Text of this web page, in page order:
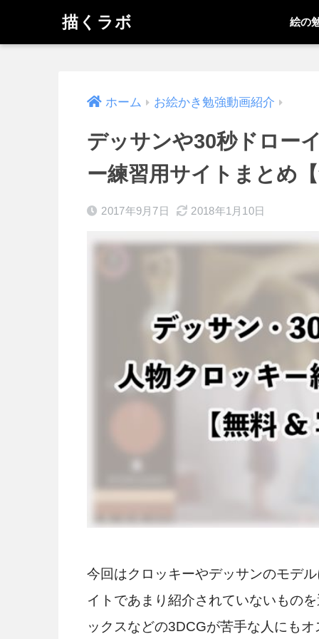
描くラボ 絵の
ホーム お絵かき勉強動画紹介
デッサンや30秒ドロー
ー練習用サイトまとめ
2017年9月7日 2018年1月10日
今回はクロッキーやデッサンのモデ
イトであまり紹介されていないもの
ックスなどの3DCGが苦手な人にも